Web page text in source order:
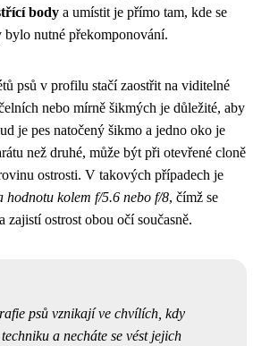
body a umístit je přímo tam, kde se
bylo nutné překomponování.
psů v profilu stačí zaostřit na viditelné
nebo mírně šikmých je důležité, aby
je pes natočený šikmo a jedno oko je
než druhé, může být při otevřené cloně
ostrosti. V takových případech je
kolem f/5.6 nebo f/8, čímž se
zajistí ostrost obou očí současně.
psů vznikají ve chvílích, kdy
a necháte se vést jejich